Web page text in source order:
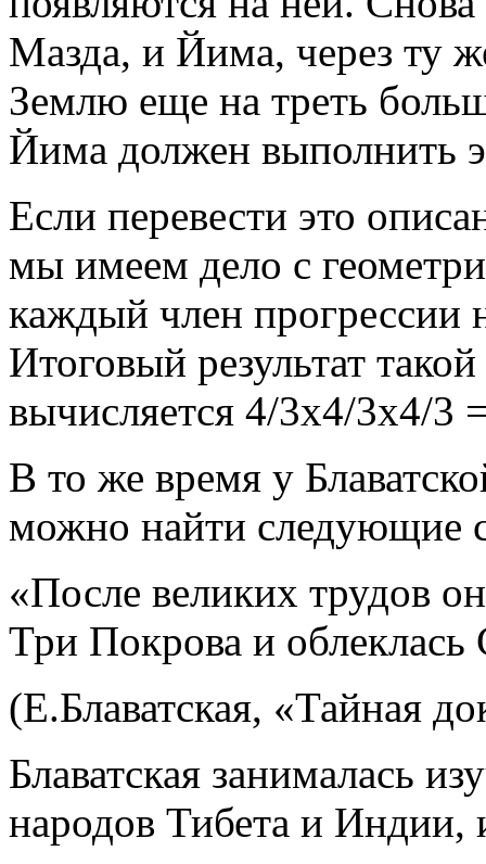
Мазда, и Йима, через ту
Землю еще на треть
Йима должен выполнить
Если перевести это
мы имеем дело с
каждый член прогрессии
Итоговый результат
вычисляется 4/3х4/3х4/3
В то же время у
можно найти следующие
«После великих трудов
Три Покрова и
(Е.Блаватская, «Тайная
Блаватская занималась
народов Тибета и Индии,